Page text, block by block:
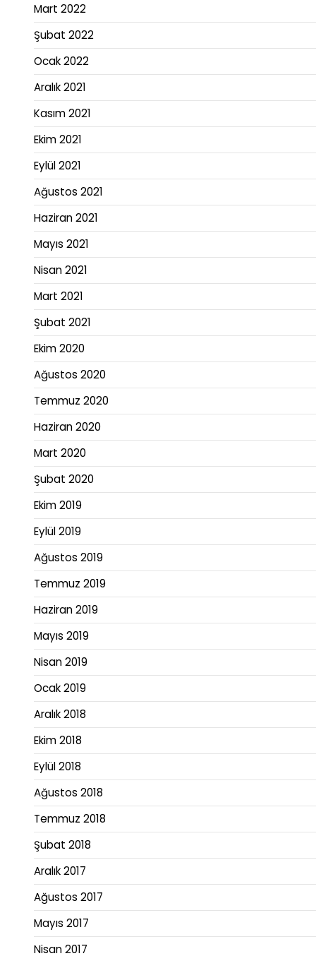
Mart 2022
Şubat 2022
Ocak 2022
Aralık 2021
Kasım 2021
Ekim 2021
Eylül 2021
Ağustos 2021
Haziran 2021
Mayıs 2021
Nisan 2021
Mart 2021
Şubat 2021
Ekim 2020
Ağustos 2020
Temmuz 2020
Haziran 2020
Mart 2020
Şubat 2020
Ekim 2019
Eylül 2019
Ağustos 2019
Temmuz 2019
Haziran 2019
Mayıs 2019
Nisan 2019
Ocak 2019
Aralık 2018
Ekim 2018
Eylül 2018
Ağustos 2018
Temmuz 2018
Şubat 2018
Aralık 2017
Ağustos 2017
Mayıs 2017
Nisan 2017